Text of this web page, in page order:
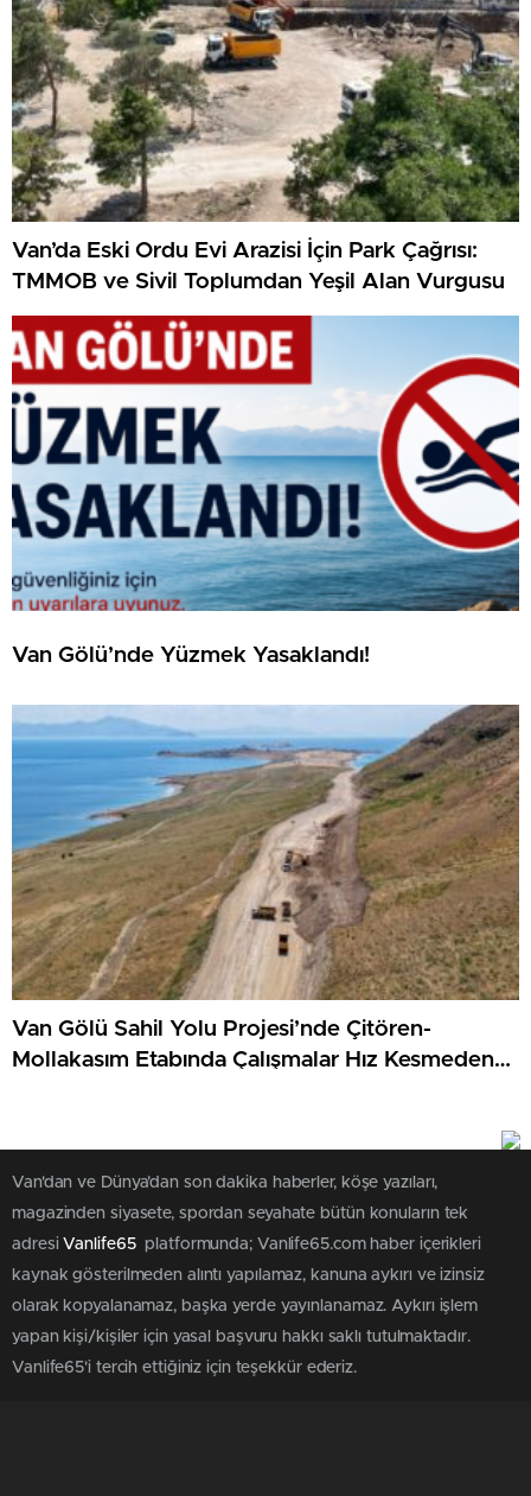
Van’da Eski Ordu Evi Arazisi İçin Park Çağrısı:
TMMOB ve Sivil Toplumdan Yeşil Alan Vurgusu
Van Gölü’nde Yüzmek Yasaklandı!
Van Gölü Sahil Yolu Projesi’nde Çitören-
Mollakasım Etabında Çalışmalar Hız Kesmeden
Van'dan ve Dünya’dan son dakika haberler, köşe yazıları,
magazinden siyasete, spordan seyahate bütün konuların tek
adresiVanlife65 platformunda; Vanlife65.com haber içerikleri
kaynak gösterilmeden alıntı yapılamaz, kanuna aykırı ve izinsiz
olarak kopyalanamaz, başka yerde yayınlanamaz. Aykırı işlem
yapan kişi/kişiler için yasal başvuru hakkı saklı tutulmaktadır.
Vanlife65'i tercih ettiğiniz için teşekkür ederiz.